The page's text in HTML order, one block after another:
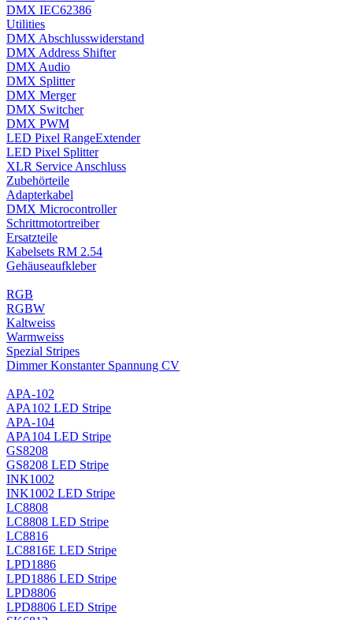
DMX IEC62386
Utilities
DMX Abschlusswiderstand
DMX Address Shifter
DMX Audio
DMX Splitter
DMX Merger
DMX Switcher
DMX PWM
LED Pixel RangeExtender
LED Pixel Splitter
XLR Service Anschluss
Zubehörteile
Adapterkabel
DMX Microcontroller
Schrittmotortreiber
Ersatzteile
Kabelsets RM 2.54
Gehäuseaufkleber
RGB
RGBW
Kaltweiss
Warmweiss
Spezial Stripes
Dimmer Konstanter Spannung CV
APA-102
APA102 LED Stripe
APA-104
APA104 LED Stripe
GS8208
GS8208 LED Stripe
INK1002
INK1002 LED Stripe
LC8808
LC8808 LED Stripe
LC8816
LC8816E LED Stripe
LPD1886
LPD1886 LED Stripe
LPD8806
LPD8806 LED Stripe